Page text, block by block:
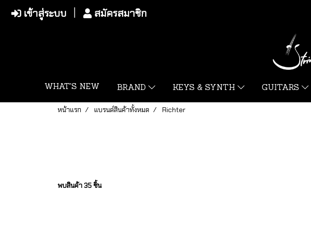
เข้าสู่ระบบ สมัครสมาชิก
WHAT'S NEW BRAND KEYS & SYNTH GUITARS
หน้าแรก แบรนด์สินค้าทั้งหมด Richter
พบสินค้า 35 ชิ้น